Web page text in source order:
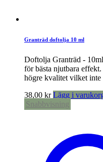
Granträd doftolja 10 ml
Doftolja Granträd -
för bästa njutbara
högre kvalitet vilket inte
38,00 kr Lägg i
Snabbvisning